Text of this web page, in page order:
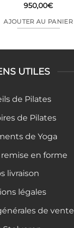
950,00€
AJOUTER AU PANIER
UTILES
de Pilates
de Pilates
de Yoga
en forme
livraison
légales
de vente